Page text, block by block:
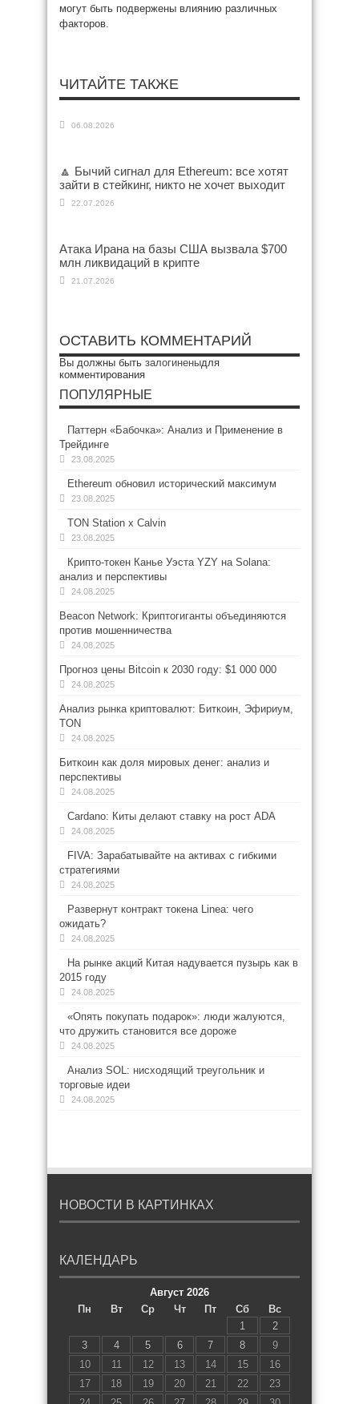
могут быть подвержены влиянию различных
факторов.
ЧИТАЙТЕ ТАКЖЕ
06.08.2026
🔼 Бычий сигнал для Ethereum: все хотят
зайти в стейкинг, никто не хочет выходит
22.07.2026
Атака Ирана на базы США вызвала $700
млн ликвидаций в крипте
21.07.2026
ОСТАВИТЬ КОММЕНТАРИЙ
Вы должны быть залогиненыдля
комментирования
ПОПУЛЯРНЫЕ
Паттерн «Бабочка»: Анализ и Применение в
Трейдинге
23.08.2025
Ethereum обновил исторический максимум
23.08.2025
TON Station x Calvin
23.08.2025
Крипто-токен Канье Уэста YZY на Solana:
анализ и перспективы
24.08.2025
Beacon Network: Криптогиганты объединяются
против мошенничества
24.08.2025
Прогноз цены Bitcoin к 2030 году: $1 000 000
24.08.2025
Анализ рынка криптовалют: Биткоин, Эфириум,
TON
24.08.2025
Биткоин как доля мировых денег: анализ и
перспективы
24.08.2025
Cardano: Киты делают ставку на рост ADA
24.08.2025
FIVA: Зарабатывайте на активах с гибкими
стратегиями
24.08.2025
Развернут контракт токена Linea: чего
ожидать?
24.08.2025
На рынке акций Китая надувается пузырь как в
2015 году
24.08.2025
«Опять покупать подарок»: люди жалуются,
что дружить становится все дороже
24.08.2025
Анализ SOL: нисходящий треугольник и
торговые идеи
24.08.2025
НОВОСТИ В КАРТИНКАХ
КАЛЕНДАРЬ
Август 2026
Пн
Вт Ср Чт Пт Сб
Вс
1
2
3
4 5 6 7 8
9
10
11 12 13 14 15
16
17
18 19 20 21 22
23